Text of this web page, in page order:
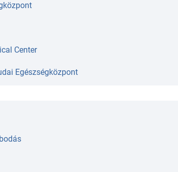
Center
Egészségközpont